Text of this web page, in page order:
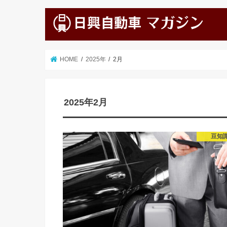
HOME 2025年 2月
2025年2月
豆知